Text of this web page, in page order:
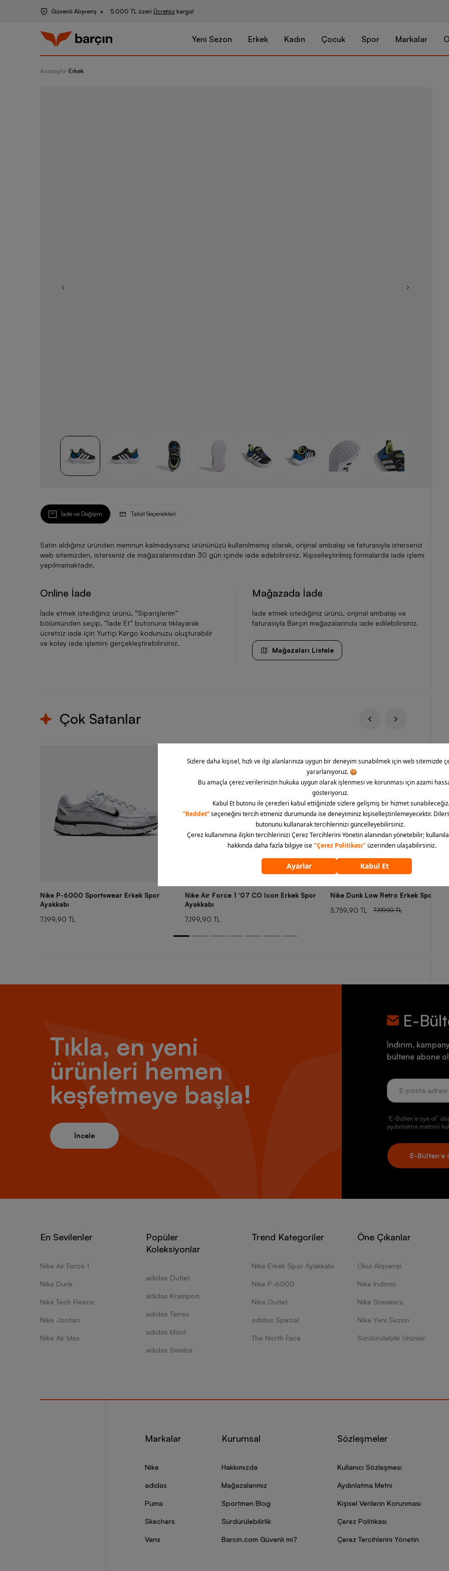
Güvenli Alışveriş 5.000 TL üzeri Ücretsiz kargo!
Yeni Sezon Erkek Kadın Çocuk Spor Markalar
Anasayfa-Erkek
adidas
İade ve Değişim Taksit Seçenekleri
Satın aldığınız üründen memnun kalmadıysanız ürününüzü kullanılmamış olarak, orijinal ambalajı ve faturasıyla isterseniz
web sitemizden, isterseniz de mağazalarımızdan 30 gün içinde iade edebilirsiniz. Kişiselleştirilmiş formalarda iade işlemi
yapılmamaktadır.
Online İade
İade etmek istediğiniz ürünü, “Siparişlerim”
bölümünden seçip, “İade Et” butonuna tıklayarak
ücretsiz iade için Yurtiçi Kargo kodunuzu oluşturabilir
ve kolay iade işlemini gerçekleştirebilirsiniz.
Mağazada İade
İade etmek istediğiniz ürünü, orijinal ambalajı ve
faturasıyla Barçın mağazalarında iade edilebilirsiniz.
Mağazaları Listele
Çok Satanlar
Nike P-6000 Sportswear Erkek Spor
Ayakkabı
7.199,90 TL
Nike Air Force 1 '07 CO Icon Erkek Spor
Ayakkabı
7.199,90 TL
Nike Dunk Low Retro Erkek Spor
5.759,90 TL
7.199,90 TL
Tıkla, en yeni
ürünleri hemen
keşfetmeye başla!
İncele
E-
İndirim,
bültene abone
“E-Bülten’e üye ol”
aydınlatma metnini
E-Bülten’e
En Sevilenler
Nike Air Force 1
Nike Dunk
Nike Tech Fleece
Nike Jordan
Nike Air Max
Popüler
Koleksiyonlar
adidas Outlet
adidas Krampon
adidas Terrex
adidas Mont
adidas Samba
Trend Kategoriler
Nike Erkek Spor Ayakkabı
Nike P-6000
Nike Outlet
adidas Spezial
The North Face
Öne Çıkanlar
Okul Alışverişi
Nike İndirimi
Nike Sneakers
Nike Yeni Sezon
Sürdürülebilir Ürünler
Markalar
Nike
adidas
Puma
Skechers
Vans
Kurumsal
Hakkımızda
Mağazalarımız
Sportmen Blog
Sürdürülebilirlik
Barcin.com Güvenli mi?
Sözleşmeler
Kullanıcı Sözleşmesi
Aydınlatma Metni
Kişisel Verilerin Korunması
Çerez Politikası
Çerez Tercihlerini Yönetin